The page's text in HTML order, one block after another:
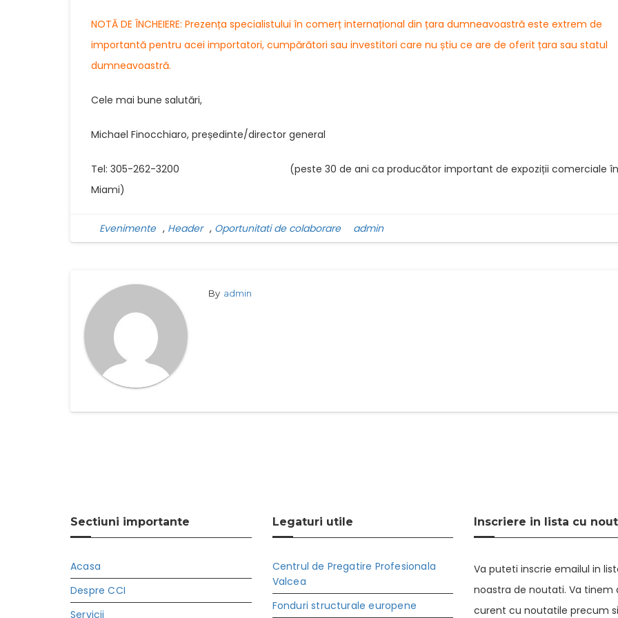
NOTĂ DE ÎNCHEIERE: Prezența specialistului în comerț internațional din țara dumneavoastră este extrem de
importantă pentru acei importatori, cumpărători sau investitori care nu știu ce are de oferit țara sau statul
dumneavoastră.
Cele mai bune salutări,
Michael Finocchiaro, președinte/director general
Tel: 305-262-3200 (peste 30 de ani ca producător important de expoziții comerciale în
Miami)
Evenimente , Header , Oportunitati de colaborare admin
By admin
Sectiuni importante
Acasa
Despre CCI
Servicii
Legaturi utile
Centrul de Pregatire Profesionala
Valcea
Fonduri structurale europene
Inscriere in lista cu
Va puteti inscrie emailul in
noastra de noutati. Va tinem
curent cu noutatile precum si